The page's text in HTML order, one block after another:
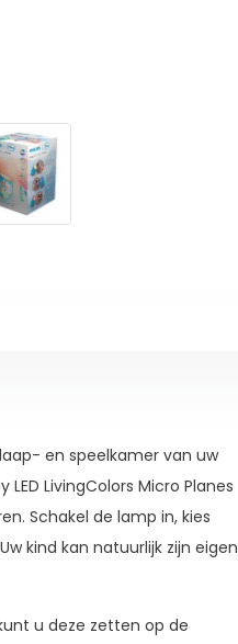
en speelkamer van uw
LivingColors Micro Planes
Schakel de lamp in, kies
kind kan natuurlijk zijn eigen
u deze zetten op de